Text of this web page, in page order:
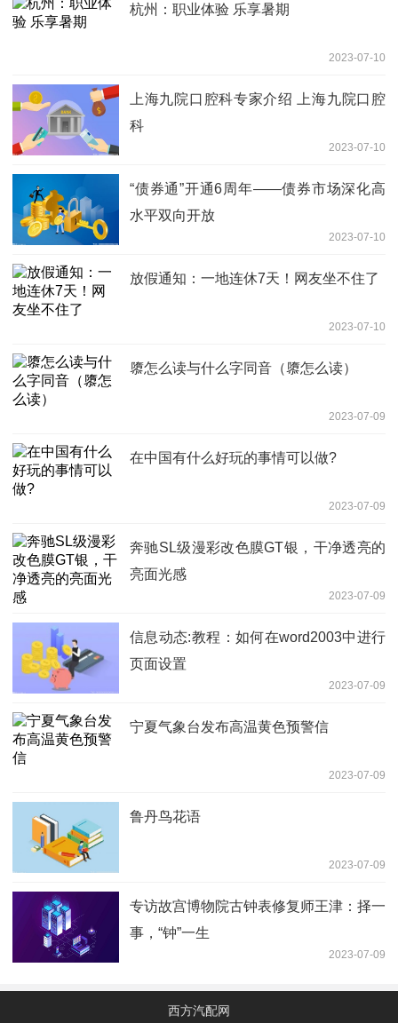
杭州：职业体验 乐享暑期
2023-07-10
上海九院口腔科专家介绍 上海九院口腔
科
2023-07-10
“债券通”开通6周年——债券市场深化高
水平双向开放
2023-07-10
放假通知：一地连休7天！网友坐不住了
2023-07-10
隳怎么读与什么字同音（隳怎么读）
2023-07-09
在中国有什么好玩的事情可以做?
2023-07-09
奔驰SL级漫彩改色膜GT银，干净透亮的
亮面光感
2023-07-09
信息动态:教程：如何在word2003中进行
页面设置
2023-07-09
宁夏气象台发布高温黄色预警信
2023-07-09
鲁丹鸟花语
2023-07-09
专访故宫博物院古钟表修复师王津：择一
事，“钟”一生
2023-07-09
西方汽配网